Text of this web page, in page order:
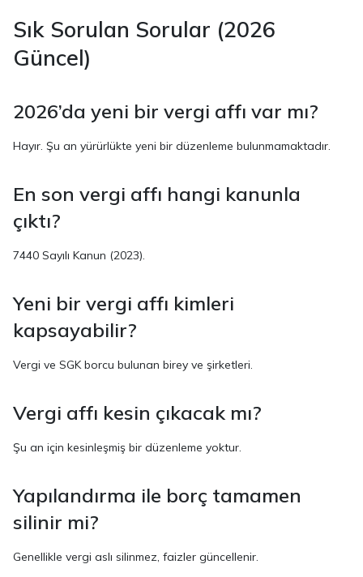
Sık Sorulan Sorular (2026
Güncel)
2026’da yeni bir vergi affı var mı?
Hayır. Şu an yürürlükte yeni bir düzenleme bulunmamaktadır.
En son vergi affı hangi kanunla
çıktı?
7440 Sayılı Kanun (2023).
Yeni bir vergi affı kimleri
kapsayabilir?
Vergi ve SGK borcu bulunan birey ve şirketleri.
Vergi affı kesin çıkacak mı?
Şu an için kesinleşmiş bir düzenleme yoktur.
Yapılandırma ile borç tamamen
silinir mi?
Genellikle vergi aslı silinmez, faizler güncellenir.